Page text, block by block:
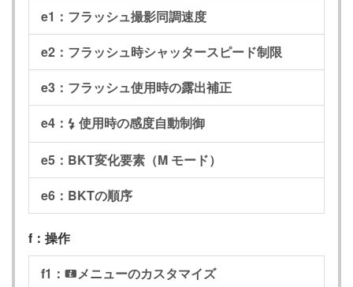
e1：フラッシュ撮影同調速度
e2：フラッシュ時シャッタースピード制限
e3：フラッシュ使用時の露出補正
e4： c 使用時の感度自動制御
e5：BKT変化要素（M モード）
e6：BKTの順序
f：操作
f1： iメニューのカスタマイズ